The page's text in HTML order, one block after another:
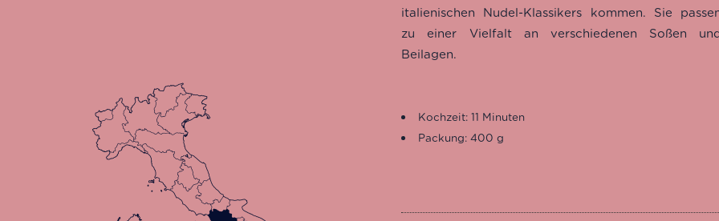
italienischen Nudel-Klassikers kommen. Sie
zueiner Vielfalt an verschiedenen Soßen
Beilagen.
Kochzeit: 11 Minuten
Packung: 400 g